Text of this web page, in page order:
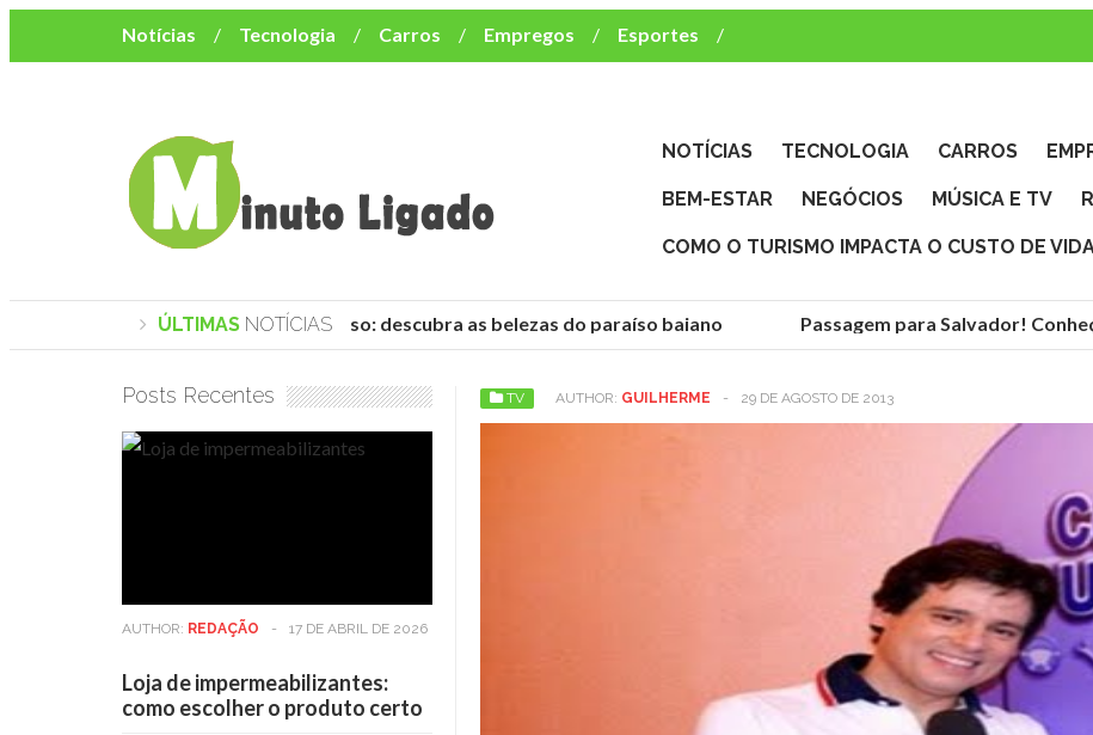
Notícias Tecnologia Carros Empregos
Esportes
Mulher
Bem-Estar Negócios
Música e TV
NOTÍCIAS TECNOLOGIA CARROS
BEM-ESTAR NEGÓCIOS MÚSICA E TV
COMO O TURISMO IMPACTA O CUSTO DE
ÚLTIMAS NOTÍCIAS
Praias de Trancoso: descubra as belezas do paraíso baiano Passagem para Salvador!
TV AUTHOR: GUILHERME - 29 DE AGOSTO DE 2013
Posts Recentes
AUTHOR: REDAÇÃO - 17 DE ABRIL DE 2026
Loja de impermeabilizantes:
como escolher o produto certo